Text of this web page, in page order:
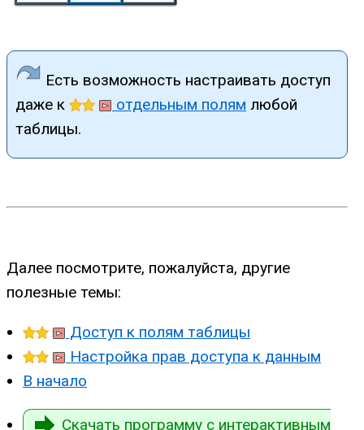
Есть возможность настраивать доступ
даже к
отдельным полям любой
таблицы.
Далее посмотрите, пожалуйста, другие
полезные темы:
Доступ к полям таблицы
Настройка прав доступа к данным
В начало
Скачать программу с интерактивным